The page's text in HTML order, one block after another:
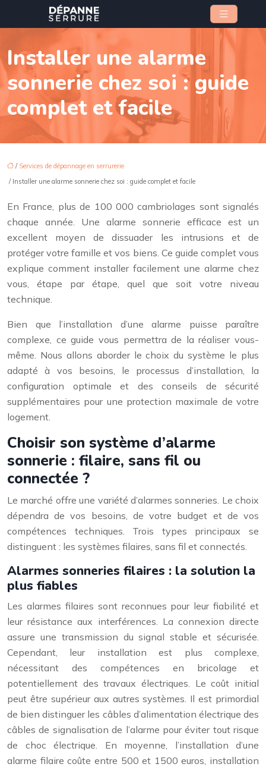
Installer une alarme
sonnerie chez soi : guide
complet et facile
/ Services de dépannage en serrurerie
/ Installer une alarme sonnerie chez soi : guide complet et facile
En France, plus de 100 000 cambriolages sont signalés
chaque année. Une alarme sonnerie efficace est un
excellent moyen de dissuader les intrusions et de
protéger votre famille et vos biens. Ce guide complet vous
explique comment installer facilement une alarme chez
vous, étape par étape, quel que soit votre niveau
technique.
Bien que l’installation d’une alarme puisse paraître
complexe, ce guide vous permettra de la réaliser vous-
même. Nous allons aborder le choix du système le plus
adapté à vos besoins, le processus d’installation, la
configuration optimale et des conseils de sécurité
supplémentaires pour une protection maximale de votre
logement.
Choisir son système d’alarme
sonnerie : filaire, sans fil ou
connectée ?
Le marché offre une variété d’alarmes sonneries. Le choix
dépendra de vos besoins, de votre budget et de vos
compétences techniques. Trois types principaux se
distinguent : les systèmes filaires, sans fil et connectés.
Alarmes sonneries filaires : la solution la
plus fiables
Les alarmes filaires sont reconnues pour leur fiabilité et
leur résistance aux interférences. La connexion directe
assure une transmission du signal stable et sécurisée.
Cependant, leur installation est plus complexe,
nécessitant des compétences en bricolage et
potentiellement des travaux électriques. Le coût initial
peut être supérieur aux autres systèmes. Il est primordial
de bien distinguer les câbles d’alimentation électrique des
câbles de signalisation de l’alarme pour éviter tout risque
de choc électrique. En moyenne, l’installation d’une
alarme filaire coûte entre 500 et 1500 euros, installation